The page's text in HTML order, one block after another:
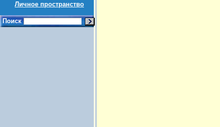
Личное пространство
Поиск